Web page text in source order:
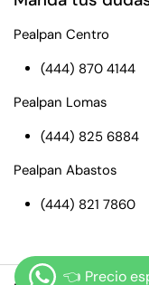
Pealpan Centro
(444) 870 4144
Pealpan Lomas
(444) 825 6884
Pealpan Abastos
(444) 821 7860